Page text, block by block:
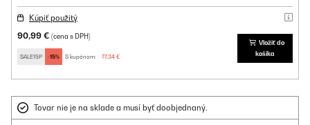
Kúpiť použitý
90,99 € (cena s DPH)
SALE15P -15% S kupónom: 77,34 €
Vložiť do
košíka
Tovar nie je na sklade a musí byť doobjednaný.